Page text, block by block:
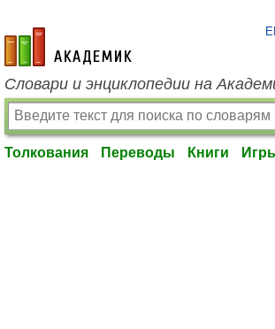
academic.ru
Словари и энциклопедии на
Толкования Переводы Книги